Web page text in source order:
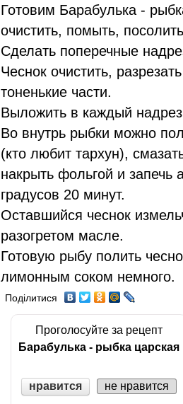
Готовим Барабулька -
очистить, помыть,
Сделать поперечные
Чеснок очистить,
тоненькие части.
Выложить в каждый надрез
Во внутрь рыбки можно
(кто любит тархун),
накрыть фольгой и запечь
градусов 20 минут.
Оставшийся чеснок
разогретом масле.
Готовую рыбу полить
лимонным соком немного.
Поділитися
Проголосуйте за рецепт
Барабулька - рыбка царская
нравится не нравится